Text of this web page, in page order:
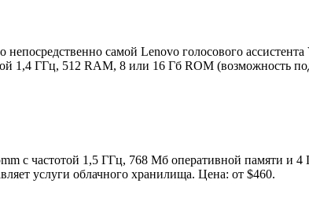
самой Lenovo голосового
1,4 ГГц, 512 RAM, 8 или 16 Гб ROM (возможность
с частотой 1,5 ГГц, 768 Мб оперативной памяти и 4
услуги облачного хранилища. Цена: от $460.